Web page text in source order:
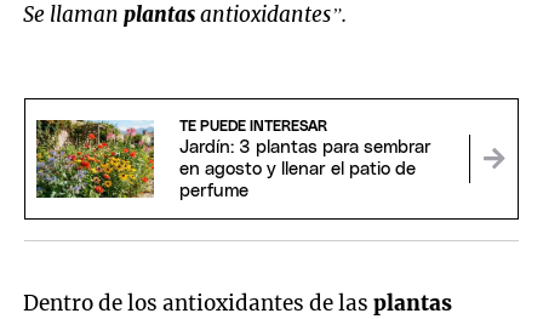
Se llamanplantasantioxidantes”.
TE PUEDE INTERESAR
Jardín: 3 plantas para sembrar
en agosto y llenar el patio de
perfume
Dentro de los antioxidantes de lasplantas